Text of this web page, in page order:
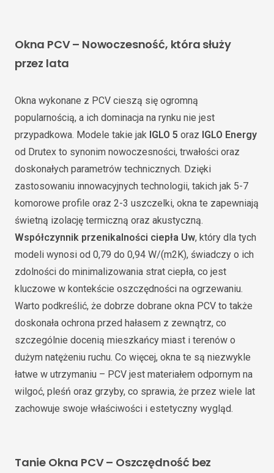
Okna PCV – Nowoczesność, która służy
przez lata
Okna wykonane z PCV cieszą się ogromną
popularnością, a ich dominacja na rynku nie jest
przypadkowa. Modele takie jak IGLO 5 oraz IGLO Energy
od Drutex to synonim nowoczesności, trwałości oraz
doskonałych parametrów technicznych. Dzięki
zastosowaniu innowacyjnych technologii, takich jak 5-7
komorowe profile oraz 2-3 uszczelki, okna te zapewniają
świetną izolację termiczną oraz akustyczną.
Współczynnik przenikalności ciepła Uw, który dla tych
modeli wynosi od 0,79 do 0,94 W/(m2K), świadczy o ich
zdolności do minimalizowania strat ciepła, co jest
kluczowe w kontekście oszczędności na ogrzewaniu.
Warto podkreślić, że dobrze dobrane okna PCV to także
doskonała ochrona przed hałasem z zewnątrz, co
szczególnie docenią mieszkańcy miast i terenów o
dużym natężeniu ruchu. Co więcej, okna te są niezwykle
łatwe w utrzymaniu – PCV jest materiałem odpornym na
wilgoć, pleśń oraz grzyby, co sprawia, że przez wiele lat
zachowuje swoje właściwości i estetyczny wygląd.
Tanie Okna PCV – Oszczędność bez